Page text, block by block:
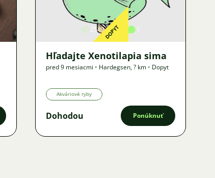
2549DOPYT
Hľadajte Xenotilapia sima
pred 9 mesiacmi • Hardegsen,? km • Dopyt
Akváriové ryby
Dohodou Ponúknuť